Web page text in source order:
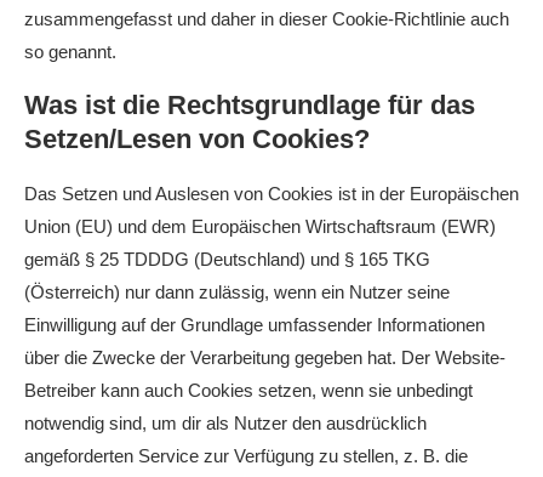
zusammengefasst und daher in dieser Cookie-Richtlinie auch
so genannt.
Was ist die Rechtsgrundlage für das
Setzen/Lesen von Cookies?
Das Setzen und Auslesen von Cookies ist in der Europäischen
Union (EU) und dem Europäischen Wirtschaftsraum (EWR)
gemäß § 25 TDDDG (Deutschland) und § 165 TKG
(Österreich) nur dann zulässig, wenn ein Nutzer seine
Einwilligung auf der Grundlage umfassender Informationen
über die Zwecke der Verarbeitung gegeben hat. Der Website-
Betreiber kann auch Cookies setzen, wenn sie unbedingt
notwendig sind, um dir als Nutzer den ausdrücklich
angeforderten Service zur Verfügung zu stellen, z. B. die